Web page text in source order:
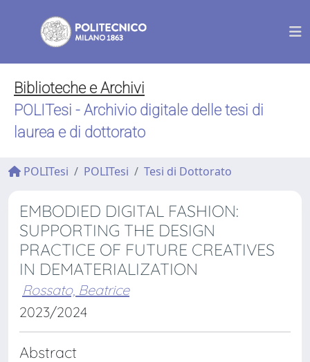
Biblioteche e Archivi
POLITesi - Archivio digitale delle tesi di
laurea e di dottorato
POLITesi POLITesi Tesi di Dottorato
EMBODIED DIGITAL FASHION:
SUPPORTING THE DESIGN
PRACTICE OF FUTURE CREATIVES
IN DEMATERIALIZATION
Rossato, Beatrice
2023/2024
Abstract